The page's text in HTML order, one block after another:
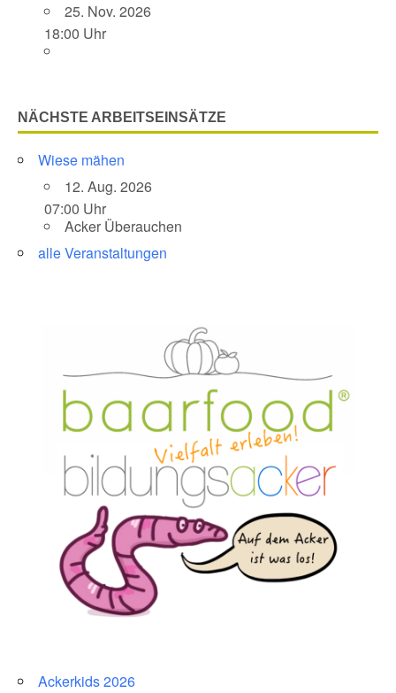
25. Nov. 2026
18:00 Uhr
NÄCHSTE ARBEITSEINSÄTZE
Wiese mähen
12. Aug. 2026
07:00 Uhr
Acker Überauchen
alle Veranstaltungen
Ackerkids 2026